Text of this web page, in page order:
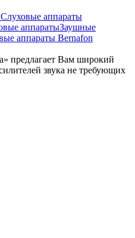
Слуховые аппараты
аппаратыЗаушные
аппараты Bernafon
предлагает Вам широкий
звука не требующих